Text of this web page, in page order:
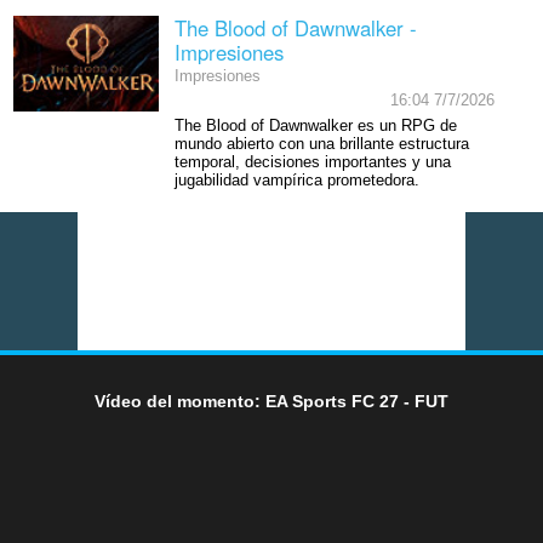
The Blood of Dawnwalker -
Impresiones
Impresiones
16:04 7/7/2026
The Blood of Dawnwalker es un RPG de
mundo abierto con una brillante estructura
temporal, decisiones importantes y una
jugabilidad vampírica prometedora.
Vídeo del momento: EA Sports FC 27 - FUT